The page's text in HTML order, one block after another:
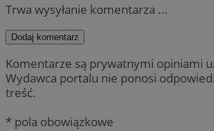
Trwa wysyłanie komentarza ...
Dodaj komentarz
Komentarze są prywatnymi opiniami
Wydawca portalu nie ponosi
treść.
* pola obowiązkowe